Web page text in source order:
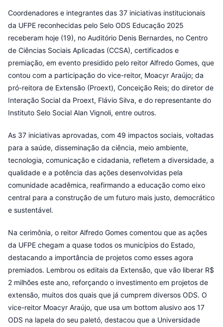
Coordenadores e integrantes das 37 iniciativas institucionais
da UFPE reconhecidas pelo Selo ODS Educação 2025
receberam hoje (19), no Auditório Denis Bernardes, no Centro
de Ciências Sociais Aplicadas (CCSA), certificados e
premiação, em evento presidido pelo reitor Alfredo Gomes, que
contou com a participação do vice-reitor, Moacyr Araújo; da
pró-reitora de Extensão (Proext), Conceição Reis; do diretor de
Interação Social da Proext, Flávio Silva, e do representante do
Instituto Selo Social Alan Vignoli, entre outros.
As 37 iniciativas aprovadas, com 49 impactos sociais, voltadas
para a saúde, disseminação da ciência, meio ambiente,
tecnologia, comunicação e cidadania, refletem a diversidade, a
qualidade e a potência das ações desenvolvidas pela
comunidade acadêmica, reafirmando a educação como eixo
central para a construção de um futuro mais justo, democrático
e sustentável.
Na cerimônia, o reitor Alfredo Gomes comentou que as ações
da UFPE chegam a quase todos os municípios do Estado,
destacando a importância de projetos como esses agora
premiados. Lembrou os editais da Extensão, que vão liberar R$
2 milhões este ano, reforçando o investimento em projetos de
extensão, muitos dos quais que já cumprem diversos ODS. O
vice-reitor Moacyr Araújo, que usa um bottom alusivo aos 17
ODS na lapela do seu paletó, destacou que a Universidade